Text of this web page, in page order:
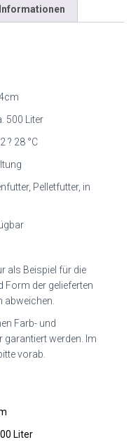
500 Liter
? 28 °C
Pelletfutter, in
als Beispiel für die
Form der gelieferten
abweichen.
Farb- und
werden. Im
vorab.
Liter